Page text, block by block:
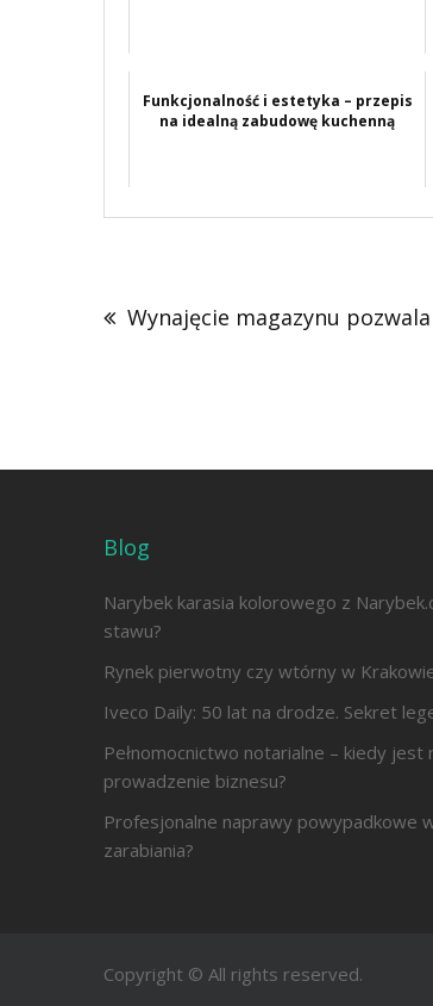
Funkcjonalność i estetyka – przepis
na idealną zabudowę kuchenną
wpisu
Wynajęcie magazynu
Blog
Narybek karasia kolorowego z
stawu?
Rynek pierwotny czy wtórny w
Iveco Daily: 50 lat na drodze. Sekret
Pełnomocnictwo notarialne – kiedy jest
prowadzenie biznesu?
Profesjonalne naprawy powypadkowe
zarabiania?
Copyright © All rights reserved.